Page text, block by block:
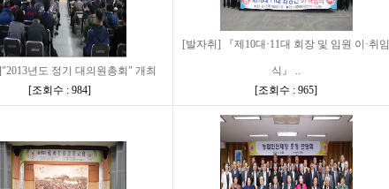
년도 정기 대의원총회" 개최
[조회수 : 984]
[발자취] 『제10대·11대 회장 및 임원 이·취임
식』 ..
[조회수 : 965]